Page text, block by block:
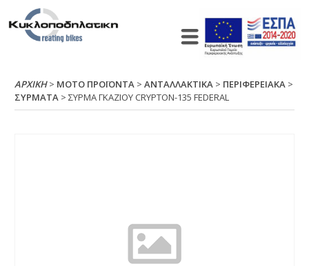
ΑΡΧΙΚΉ> ΜΟΤΟ ΠΡΟΪΟΝΤΑ >ΑΝΤΑΛΛΑΚΤΙΚΑ > ΠΕΡΙΦΕΡΕΙΑΚΑ >
ΣΥΡΜΑΤΑ > ΣΥΡΜΑ ΓΚΑΖΙΟΥ CRΥΡΤΟΝ-135 FΕDΕRΑL